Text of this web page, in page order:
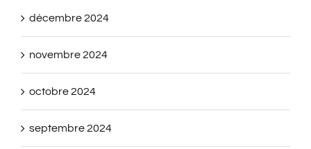
décembre 2024
novembre 2024
octobre 2024
septembre 2024